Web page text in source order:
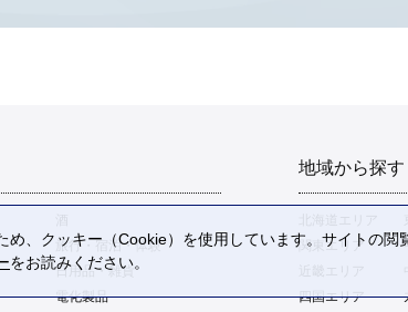
旅行・宿泊・体験
日用品・雑貨
電化製品
地域から探す
関東エリア
四国エリア
め、クッキー（Cookie）を使用しています。サイトの
をお読みください。